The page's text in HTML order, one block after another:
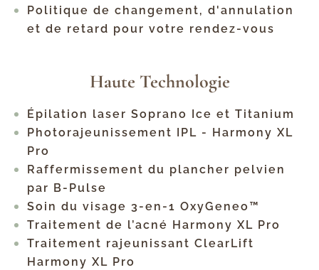
Politique de changement, d'annulation
et de retard pour votre rendez-vous
Haute Technologie
Épilation laser Soprano Ice et Titanium
Photorajeunissement IPL - Harmony XL
Pro
Raffermissement du plancher pelvien
par B-Pulse
Soin du visage 3-en-1 OxyGeneo™
Traitement de l’acné Harmony XL Pro
Traitement rajeunissant ClearLift
Harmony XL Pro